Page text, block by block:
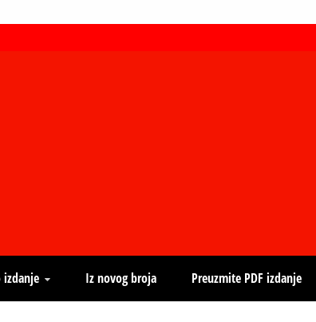
izdanje Iz novog broja Preuzmite PDF izdanje